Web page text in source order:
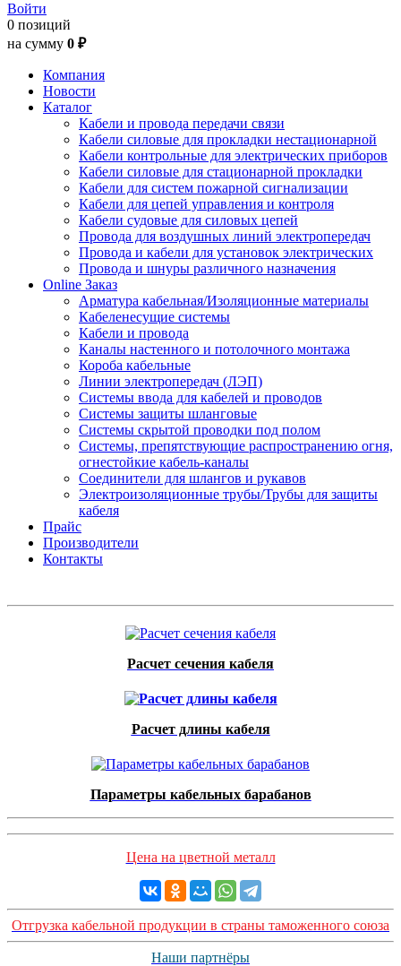
Войти
0 позиций
на сумму 0 ₽
Компания
Новости
Каталог
Кабели и провода передачи связи
Кабели силовые для прокладки нестационарной
Кабели контрольные для электрических приборов
Кабели силовые для стационарной прокладки
Кабели для систем пожарной сигнализации
Кабели для цепей управления и контроля
Кабели судовые для силовых цепей
Провода для воздушных линий электропередач
Провода и кабели для установок электрических
Провода и шнуры различного назначения
Online Заказ
Арматура кабельная/Изоляционные материалы
Кабеленесущие системы
Кабели и провода
Каналы настенного и потолочного монтажа
Короба кабельные
Линии электропередач (ЛЭП)
Системы ввода для кабелей и проводов
Системы защиты шланговые
Системы скрытой проводки под полом
Системы, препятствующие распространению огня,
огнестойкие кабель-каналы
Соединители для шлангов и рукавов
Электроизоляционные трубы/Трубы для защиты
кабеля
Прайс
Производители
Контакты
Расчет сечения кабеля
Расчет длины кабеля
Параметры кабельных барабанов
Цена на цветной металл
Отгрузка кабельной продукции в страны таможенного союза
Наши партнёры